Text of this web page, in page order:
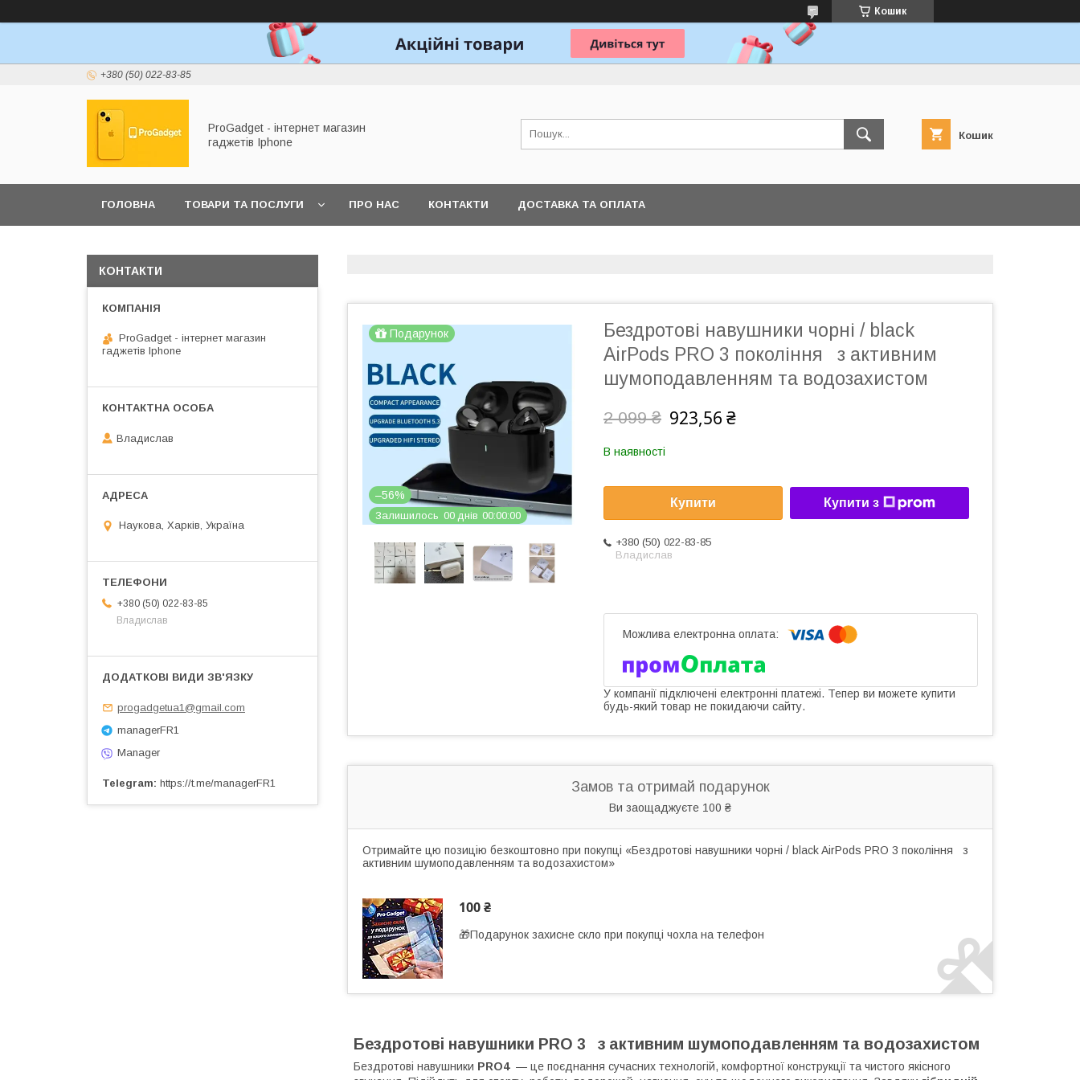
Кошик
+380 (50) 022-83-85
ProGadget - iнтернет магазин
гаджетів Iphone
Кошик
ГОЛОВНА ТОВАРИ ТА ПОСЛУГИ ПРО НАС КОНТАКТИ ДОСТАВКА ТА ОПЛАТА
Подарунок
–56%
Залишилось 00 днів 00 00 00
Бездротові навушники чорні / black
AirPods PRO 3 покоління з активним
шумоподавленням та водозахистом
2 099 ₴ 923,56 ₴
В наявності
Купити Купити з
+380 (50) 022-83-85
Владислав
У компанії підключені електронні платежі. Тепер ви можете купити
будь-який товар не покидаючи сайту.
Замов та отримай подарунок
Ви заощаджуєте 100 ₴
Отримайте цю позицію безкоштовно при покупці «Бездротові навушники чорні / black AirPods PRO 3 покоління з
активним шумоподавленням та водозахистом»
100 ₴
🎁Подарунок захисне скло при покупці чохла на телефон
Бездротові навушники PRO 3 з активним шумоподавленням та водозахистом
Бездротові навушники PRO4 — це поєднання сучасних технологій, комфортної конструкції та чистого якісного
КОНТАКТИ
ProGadget - iнтернет магазин
гаджетів Iphone
Владислав
Наукова, Харків, Україна
+380 (50) 022-83-85
Владислав
progadgetua1@gmail.com
managerFR1
Manager
Telegram https://t.me/managerFR1